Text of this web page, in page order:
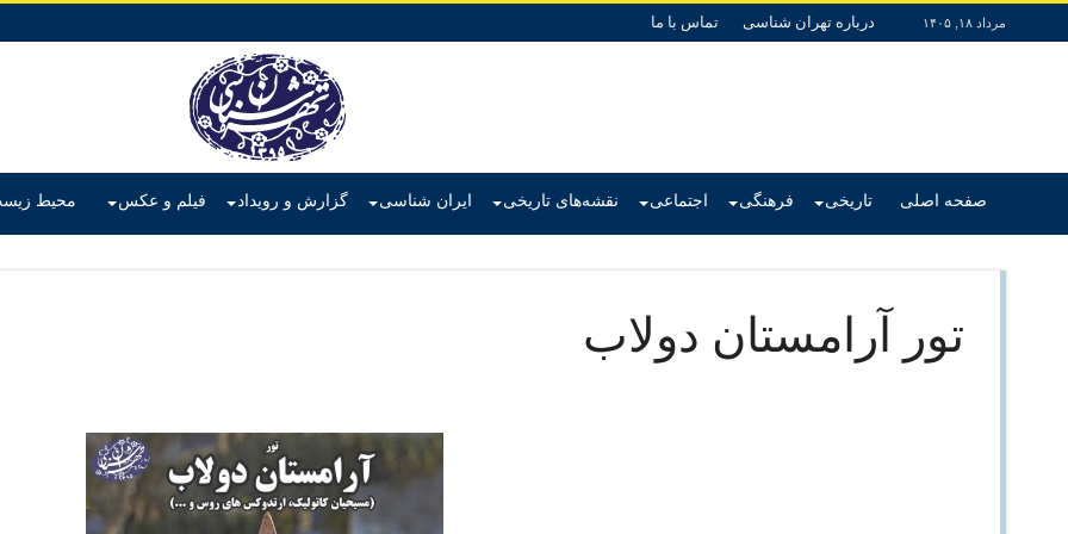
مرداد ۱۸, ۱۴۰۵ درباره تهران شناسی تماس با ما
صفحه اصلی تاریخی فرهنگی اجتماعی نقشه‌های تاریخی ایران شناسی گزارش و رویداد فیلم و عکس محیط
تور آرامستان دولاب